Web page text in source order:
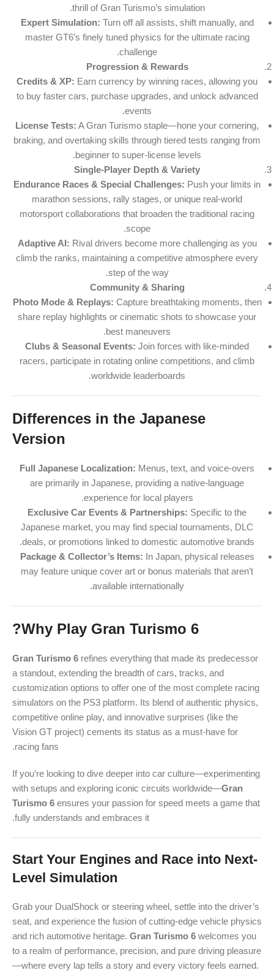
thrill of Gran Turismo’s simulation.
Expert Simulation: Turn off all assists, shift manually, and
master GT6’s finely tuned physics for the ultimate racing
challenge.
Progression & Rewards
Credits & XP: Earn currency by winning races, allowing you
to buy faster cars, purchase upgrades, and unlock advanced
events.
License Tests: A Gran Turismo staple—hone your cornering,
braking, and overtaking skills through tiered tests ranging from
beginner to super-license levels.
Single-Player Depth & Variety
Endurance Races & Special Challenges: Push your limits in
marathon sessions, rally stages, or unique real-world
motorsport collaborations that broaden the traditional racing
scope.
Adaptive AI: Rival drivers become more challenging as you
climb the ranks, maintaining a competitive atmosphere every
step of the way.
Community & Sharing
Photo Mode & Replays: Capture breathtaking moments, then
share replay highlights or cinematic shots to showcase your
best maneuvers.
Clubs & Seasonal Events: Join forces with like-minded
racers, participate in rotating online competitions, and climb
worldwide leaderboards.
Differences in the Japanese
Version
Full Japanese Localization: Menus, text, and voice-overs
are primarily in Japanese, providing a native-language
experience for local players.
Exclusive Car Events & Partnerships: Specific to the
Japanese market, you may find special tournaments, DLC
deals, or promotions linked to domestic automotive brands.
Package & Collector’s Items: In Japan, physical releases
may feature unique cover art or bonus materials that aren’t
available internationally.
Why Play Gran Turismo 6?
Gran Turismo 6 refines everything that made its predecessor
a standout, extending the breadth of cars, tracks, and
customization options to offer one of the most complete racing
simulators on the PS3 platform. Its blend of authentic physics,
competitive online play, and innovative surprises (like the
Vision GT project) cements its status as a must-have for
racing fans.
If you’re looking to dive deeper into car culture—experimenting
with setups and exploring iconic circuits worldwide—Gran
Turismo 6 ensures your passion for speed meets a game that
fully understands and embraces it.
Start Your Engines and Race into Next-
Level Simulation
Grab your DualShock or steering wheel, settle into the driver’s
seat, and experience the fusion of cutting-edge vehicle physics
and rich automotive heritage. Gran Turismo 6 welcomes you
to a realm of performance, precision, and pure driving pleasure
—where every lap tells a story and every victory feels earned.